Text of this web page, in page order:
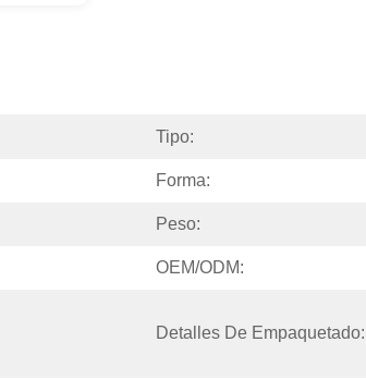
Tipo:
Forma:
Peso:
OEM/ODM:
Detalles De Empaquetado: